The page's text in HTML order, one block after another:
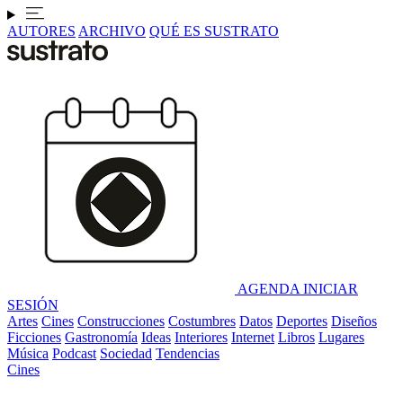
AUTORES ARCHIVO QUÉ ES SUSTRATO
AGENDA INICIAR
SESIÓN
Artes Cines Construcciones Costumbres Datos Deportes Diseños
Ficciones Gastronomía Ideas Interiores Internet Libros Lugares
Música Podcast Sociedad Tendencias
Cines